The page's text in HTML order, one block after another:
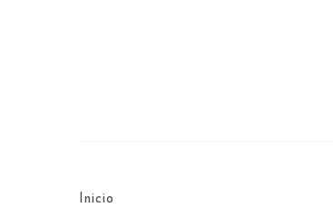
Inicio